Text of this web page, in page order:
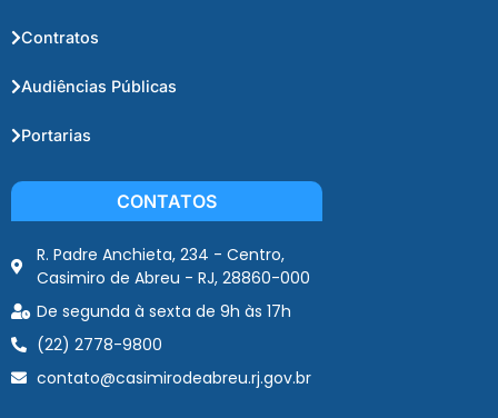
Contratos
Audiências Públicas
Portarias
CONTATOS
R. Padre Anchieta, 234 - Centro,
Casimiro de Abreu - RJ, 28860-000
De segunda à sexta de 9h às 17h
(22) 2778-9800
contato@casimirodeabreu.rj.gov.br